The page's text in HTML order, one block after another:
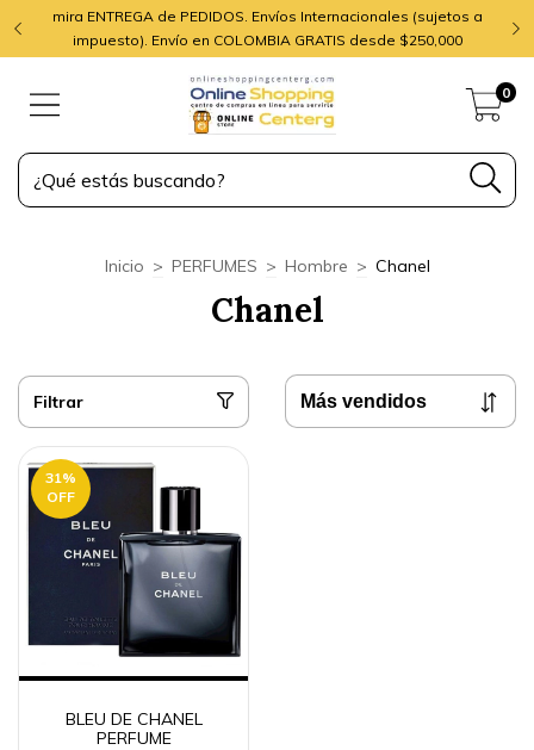
mira ENTREGA de PEDIDOS. Envíos Internacionales (sujetos a
impuesto). Envío en COLOMBIA GRATIS desde $250,000
0
Inicio > PERFUMES > Hombre > Chanel
Chanel
Filtrar
31%
OFF
BLEU DE CHANEL
PERFUME